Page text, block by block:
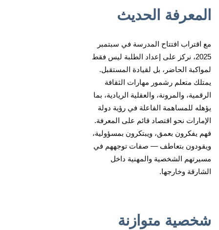
المعرفة الحديث
مع اقتراب افتتاح المدرسة في سبتمبر
2025، نركز على إعداد الطلبة ليس فقط
لمواكبة الحاضر، بل لقيادة المستقبل.
يمتلك متعلم رشمور مهارات الثقافة
الرقمية، والمرونة، والعقلية الريادية، بما
يؤهله للمساهمة الفاعلة في رؤية دولة
الإمارات نحو اقتصاد قائم على المعرفة.
فهم يفكرون بعمق، ويبتكرون بمسؤولية،
ويقودون بتعاطف — صفات توجههم في
مسيرتهم الشخصية والمهنية داخل
الشارقة وخارجها.
شخصية متوازنة